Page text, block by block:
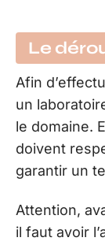
Le
Afin
un
le domaine.
doivent
garantir un
Attention,
il faut avoir